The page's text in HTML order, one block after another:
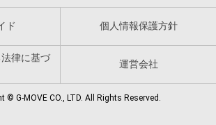
ド 個人情報保護方針
律に基づ
運営会社
© G-MOVE CO., LTD. All Rights Reserved.